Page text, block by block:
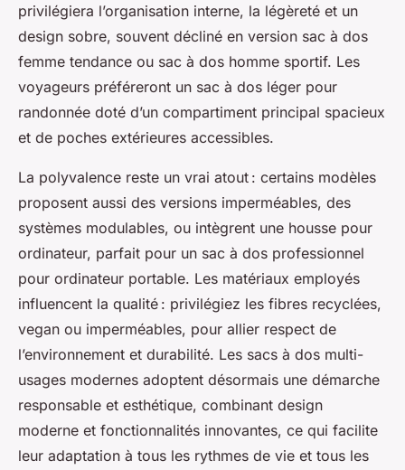
privilégiera l’organisation interne, la légèreté et un
design sobre, souvent décliné en version sac à dos
femme tendance ou sac à dos homme sportif. Les
voyageurs préféreront un sac à dos léger pour
randonnée doté d’un compartiment principal spacieux
et de poches extérieures accessibles.
La polyvalence reste un vrai atout : certains modèles
proposent aussi des versions imperméables, des
systèmes modulables, ou intègrent une housse pour
ordinateur, parfait pour un sac à dos professionnel
pour ordinateur portable. Les matériaux employés
influencent la qualité : privilégiez les fibres recyclées,
vegan ou imperméables, pour allier respect de
l’environnement et durabilité. Les sacs à dos multi-
usages modernes adoptent désormais une démarche
responsable et esthétique, combinant design
moderne et fonctionnalités innovantes, ce qui facilite
leur adaptation à tous les rythmes de vie et tous les